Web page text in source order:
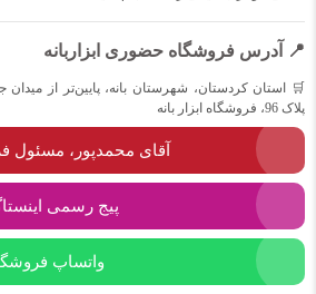
📍 آدرس فروشگاه حضوری ابزاربانه
🛒 استان کردستان، شهرستان بانه، پایین‌تر از
پلاک 96، فروشگاه ابزار بانه
آقای محمدپور،
پیج رسمی
واتساپ